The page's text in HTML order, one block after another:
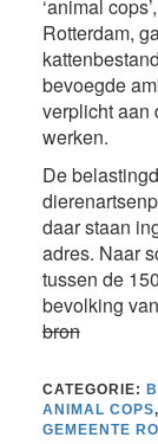
‘animal
Rotterdam,
bevoegde
verplicht aan
werken.
De
daar staan
adres. Naar
tussen de
bevolking
bron
CATEGORIE:
ANIMAL COPS,
GEMEENTE